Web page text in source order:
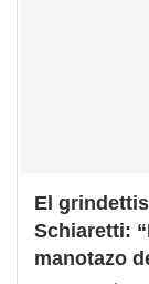
El
Schiaretti:
manotazo